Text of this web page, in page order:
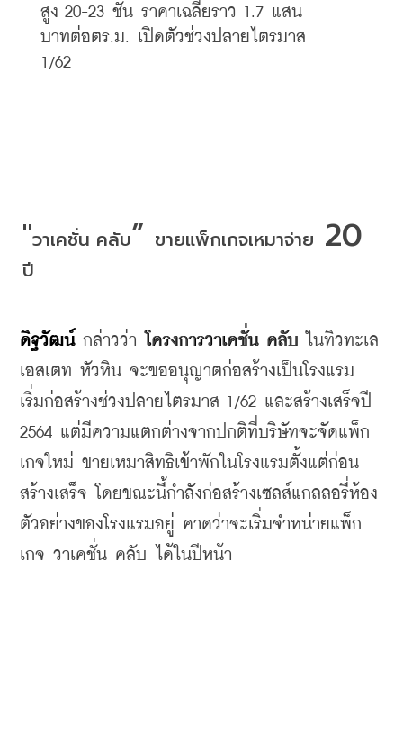
สูง 20-23 ชั้น ราคาเฉลี่ยราว 1.7 แสน
บาทต่อตร.ม. เปิดตัวช่วงปลายไตรมาส
1/62
"วาเคชั่น คลับ” ขายแพ็กเกจเหมาจ่าย
ปี
ดิฐวัฒน์ กล่าวว่า โครงการวาเคชั่น คลับ
ในทิวทะเล
เอสเตท หัวหิน จะขออนุญาตก่อสร้างเป็นโรงแรม
เริ่มก่อสร้างช่วงปลายไตรมาส 1/62 และสร้างเสร็จปี
2564 แต่มีความแตกต่างจากปกติที่บริษัทจะจัดแพ็ก
เกจใหม่ ขายเหมาสิทธิเข้าพักในโรงแรมตั้งแต่ก่อน
สร้างเสร็จ โดยขณะนี้กำลังก่อสร้างเซลส์แกลลอรี่ห้อง
ตัวอย่างของโรงแรมอยู่ คาดว่าจะเริ่มจำหน่ายแพ็ก
เกจ วาเคชั่น คลับ ได้ในปีหน้า